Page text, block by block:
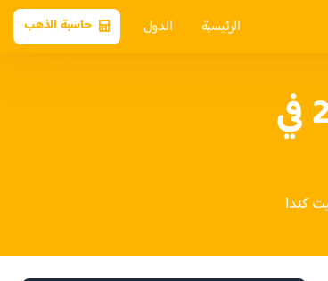
الرئيسية الدول حاسبة الذهب
سعر الذهب عيار 24 في